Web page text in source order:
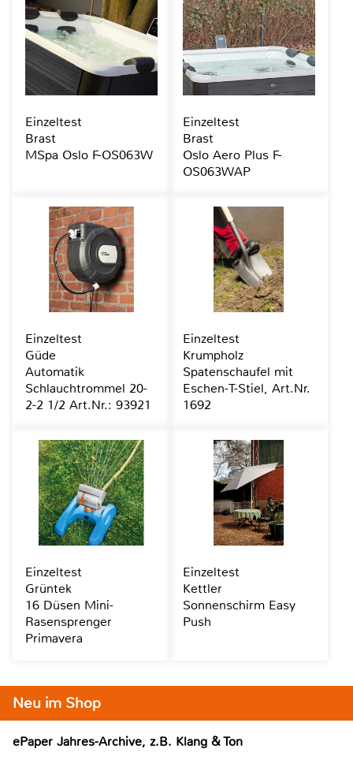
Neu im Shop
ePaper Jahres-Archive, z.B. Klang & Ton
Einzeltest
Brast
MSpa Oslo F-OS063W
Einzeltest
Brast
Oslo Aero Plus F-
OS063WAP
Einzeltest
Güde
Automatik
Schlauchtrommel 20-
2-2 1/2 Art.Nr.: 93921
Einzeltest
Krumpholz
Spatenschaufel mit
Eschen-T-Stiel, Art.Nr.
1692
Einzeltest
Grüntek
16 Düsen Mini-
Rasensprenger
Primavera
Einzeltest
Kettler
Sonnenschirm Easy
Push